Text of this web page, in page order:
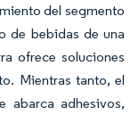
del segmento
de bebidas de una
ofrece soluciones
Mientras tanto, el
abarca adhesivos,